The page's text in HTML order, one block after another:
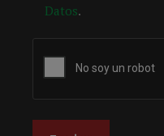
Datos.